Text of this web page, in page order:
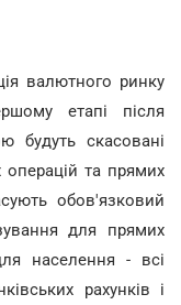
валютного ринку
етапі після
будуть скасовані
та прямих
обов'язковий
для прямих
населення - всі
рахунків і